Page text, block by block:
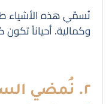
نُسمّي هذه الأشياء
وكمالية. أحياناً
٢. نُمضي